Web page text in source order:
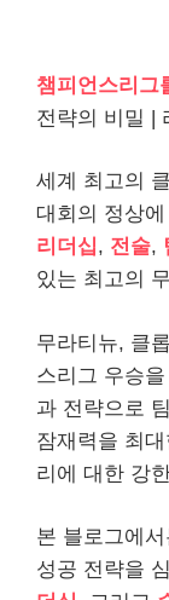
챔피언스리그
전략의 비밀 |
세계 최고의
대회의 정상
리더십, 전술,
있는 최고의
무라티뉴, 클
스리그 우승
과 전략으로
잠재력을 최
리에 대한 강
본 블로그에
성공 전략을